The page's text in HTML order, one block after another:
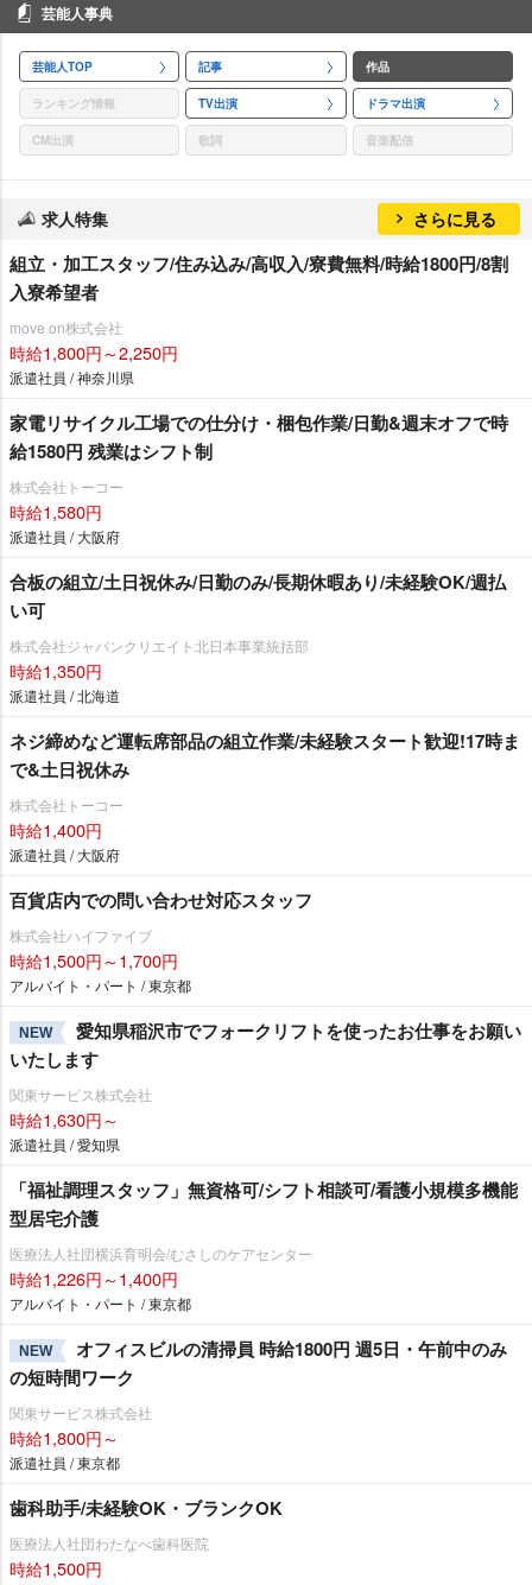
芸能人事典
芸能人TOP 記事 作品
ランキング情報 TV出演 ドラマ出演
CM出演 歌詞 音楽配信
求人特集 さらに見る
組立・加工スタッフ/住み込み/高収入/寮費無料/時給1800円/8割
入寮希望者
move on株式会社
時給1,800円～2,250円
派遣社員 / 神奈川県
家電リサイクル工場での仕分け・梱包作業/日勤&週末オフで時
給1580円 残業はシフト制
株式会社トーコー
時給1,580円
派遣社員 / 大阪府
合板の組立/土日祝休み/日勤のみ/長期休暇あり/未経験OK/週払
い可
株式会社ジャパンクリエイト北日本事業統括部
時給1,350円
派遣社員 / 北海道
ネジ締めなど運転席部品の組立作業/未経験スタート歓迎!17時ま
で&土日祝休み
株式会社トーコー
時給1,400円
派遣社員 / 大阪府
百貨店内での問い合わせ対応スタッフ
株式会社ハイファイブ
時給1,500円～1,700円
アルバイト・パート / 東京都
NEW
愛知県稲沢市でフォークリフトを使ったお仕事をお願い
いたします
関東サービス株式会社
時給1,630円～
派遣社員 / 愛知県
「福祉調理スタッフ」無資格可/シフト相談可/看護小規模多機能
型居宅介護
医療法人社団横浜育明会/むさしのケアセンター
時給1,226円～1,400円
アルバイト・パート / 東京都
NEW
オフィスビルの清掃員 時給1800円 週5日・午前中のみ
の短時間ワーク
関東サービス株式会社
時給1,800円～
派遣社員 / 東京都
歯科助手/未経験OK・ブランクOK
医療法人社団わたなべ歯科医院
時給1,500円